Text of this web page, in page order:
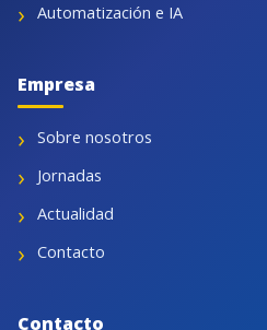
Automatización e IA
Empresa
Sobre nosotros
Jornadas
Actualidad
Contacto
Contacto